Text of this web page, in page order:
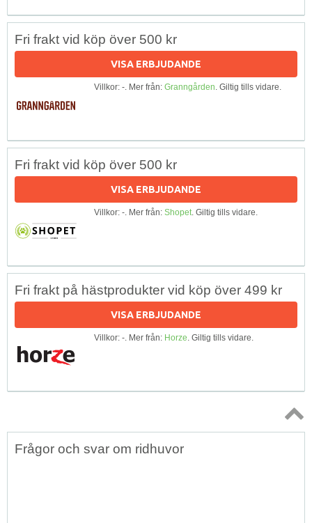
Fri frakt vid köp över 500 kr
VISA ERBJUDANDE
Villkor: -. Mer från: Granngården. Giltig tills vidare.
Fri frakt vid köp över 500 kr
VISA ERBJUDANDE
Villkor: -. Mer från: Shopet. Giltig tills vidare.
Fri frakt på hästprodukter vid köp över 499 kr
VISA ERBJUDANDE
Villkor: -. Mer från: Horze. Giltig tills vidare.
Topp
Frågor och svar om ridhuvor